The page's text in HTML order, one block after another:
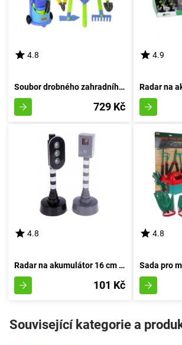
4.8
Soubor drobného zahradního pomocníka na vozíčku
729 Kč
4.9
4.8
Radar na akumulátor 16 cm - Semaforico
101 Kč
4.8
Sada pro
Související kategorie a